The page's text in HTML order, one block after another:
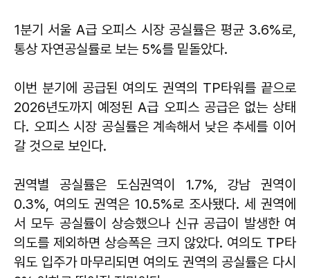
1분기 서울 A급 오피스 시장 공실률은 평균 3.6%로,
통상 자연공실률로 보는 5%를 밑돌았다.
이번 분기에 공급된 여의도 권역의 TP타워를 끝으로
2026년도까지 예정된 A급 오피스 공급은 없는 상태
다. 오피스 시장 공실률은 계속해서 낮은 추세를 이어
갈 것으로 보인다.
권역별 공실률은 도심권역이 1.7%, 강남 권역이
0.3%, 여의도 권역은 10.5%로 조사됐다. 세 권역에
서 모두 공실률이 상승했으나 신규 공급이 발생한 여
의도를 제외하면 상승폭은 크지 않았다. 여의도 TP타
워도 입주가 마무리되면 여의도 권역의 공실률은 다시